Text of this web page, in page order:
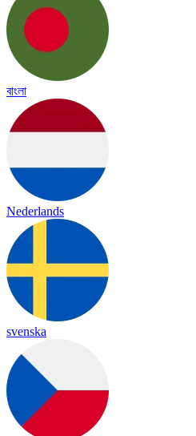
বাংলা
Nederlands
svenska